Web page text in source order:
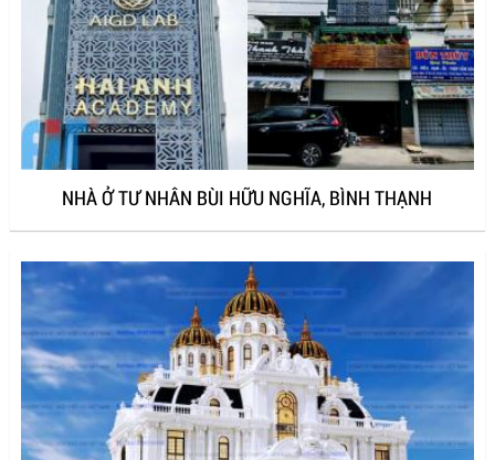
NHÀ Ở TƯ NHÂN BÙI HỮU NGHĨA, BÌNH THẠNH